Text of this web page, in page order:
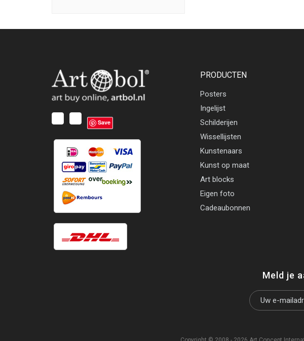
Save
PRODUCTEN
Posters
Ingelijst
Schilderijen
Wissellijsten
Kunstenaars
Kunst op maat
Art blocks
Eigen foto
Cadeaubonnen
Meld je